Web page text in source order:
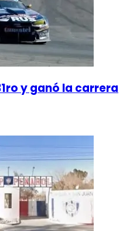
y ganó la carrera